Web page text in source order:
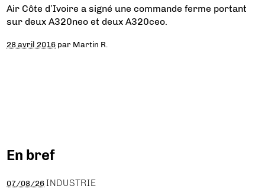
Air Côte d’Ivoire a signé une commande ferme portant
sur deux A320neo et deux A320ceo.
28 avril 2016 par Martin R.
En bref
07/08/26 INDUSTRIE